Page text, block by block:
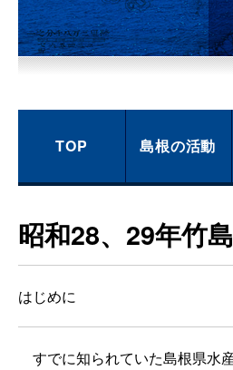
TOP 島根の活動
昭和28、29年竹
はじめに
すでに知られていた島根県水